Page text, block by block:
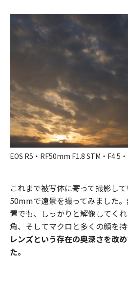
EOS R5・RF50mm F1.8 STM・F4.5
これまで被写体に寄って撮影し
50mmで遠景を撮ってみました
置でも、しっかりと解像してく
角、そしてマクロと多くの顔を
レンズという存在の奥深さを改
た。